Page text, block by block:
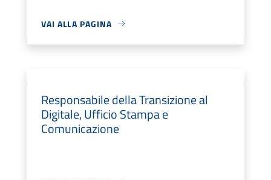
VAI ALLA PAGINA
Responsabile della Transizione al
Digitale, Ufficio Stampa e
Comunicazione